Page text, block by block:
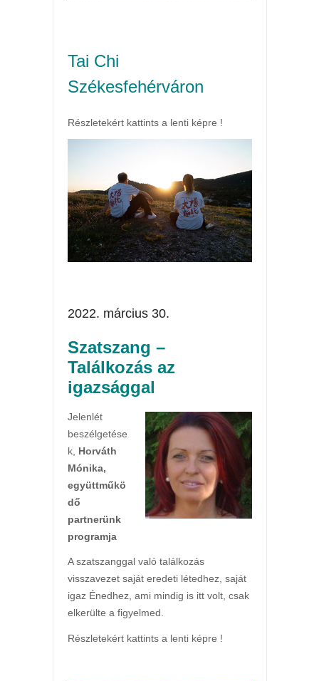
Tai Chi
Székesfehérváron
Részletekért kattints a lenti képre !
2022. március 30.
Szatszang –
Találkozás az
igazsággal
Jelenlét
beszélgetése
k, Horváth
Mónika,
együttműkö
dő
partnerünk
programja
A szatszanggal való találkozás
visszavezet saját eredeti létedhez, saját
igaz Énedhez, ami mindig is itt volt, csak
elkerülte a figyelmed.
Részletekért kattints a lenti képre !